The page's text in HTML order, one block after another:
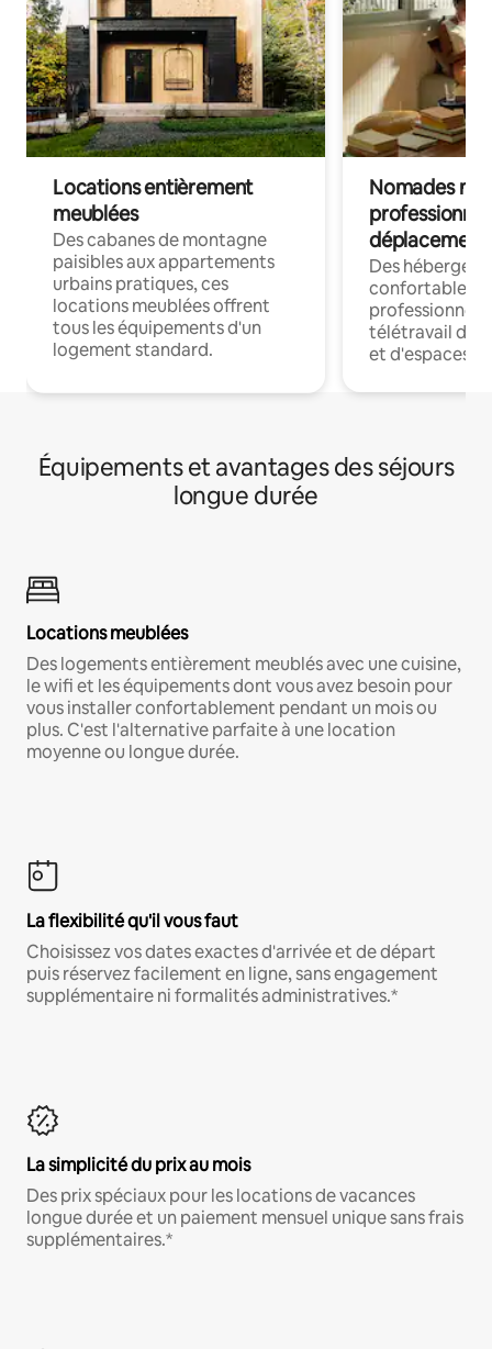
Locations entièrement
meublées
Des cabanes de montagne
paisibles aux appartements
urbains pratiques, ces
locations meublées offrent
tous les équipements d'un
logement standard.
Nomades
déplacement
Des
confortables
professionnels
télétravail
et d'espaces
Équipements et avantages des séjours
longue durée
Locations meublées
Des logements entièrement meublés avec une cuisine,
le wifi et les équipements dont vous avez besoin pour
vous installer confortablement pendant un mois ou
plus. C'est l'alternative parfaite à une location
moyenne ou longue durée.
La flexibilité qu'il vous faut
Choisissez vos dates exactes d'arrivée et de départ
puis réservez facilement en ligne, sans engagement
supplémentaire ni formalités administratives.*
La simplicité du prix au mois
Des prix spéciaux pour les locations de vacances
longue durée et un paiement mensuel unique sans frais
supplémentaires.*